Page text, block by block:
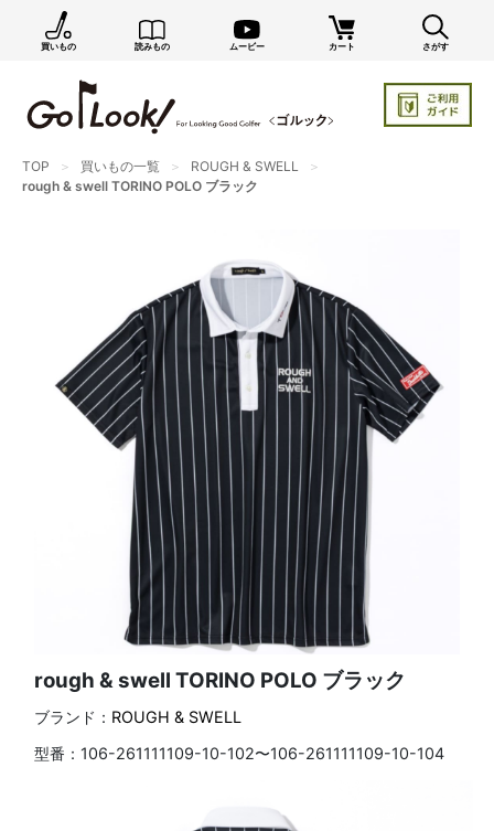
買いもの 読みもの ムービー カート さがす
TOP 買いもの一覧
ROUGH & SWELL
rough & swell TORINO POLO ブラック
rough & swell TORINO POLO ブラック
ブランド： ROUGH & SWELL
型番： 106-261111109-10-102〜106-261111109-10-104
×
GO/LOOK! からのお知らせ（受信設定）
新商品情報や編集部のオススメ、オトクな情報・買い
まだご登録でない方はぜひ！
カートに残っている商品のお知らせ（買い忘れ通知）
お知らせを受け取る
いつでもメール内のリンクから配信停止できます